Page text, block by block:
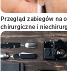
Przegląd zabiegów na
chirurgiczne i